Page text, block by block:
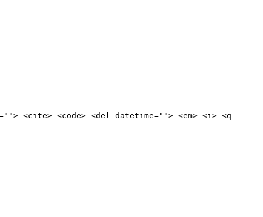
<cite> <code> <del datetime=""> <em> <i> <q